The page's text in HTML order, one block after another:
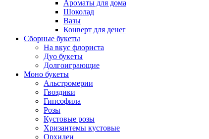
Ароматы для дома
Шоколад
Вазы
Конверт для денег
Сборные букеты
На вкус флориста
Дуо букеты
Долгоиграющие
Моно букеты
Альстромерии
Гвоздики
Гипсофила
Розы
Кустовые розы
Хризантемы кустовые
Орхидеи